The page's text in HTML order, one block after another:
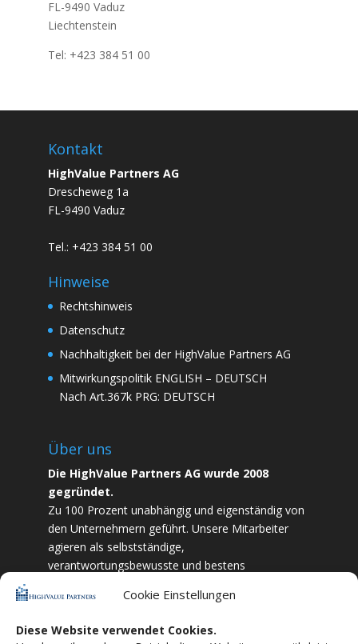
Cookie Einstellungen
Diese Website verwendet Cookies.
FL-9490 Vaduz
Liechtenstein
Tel: +423 384 51 00
Kontakt
HighValue Partners AG
Drescheweg 1a
FL-9490 Vaduz
Tel.: +423 384 51 00
Hinweise
Rechtshinweis
Datenschutz
Nachhaltigkeit bei der HighValue Partners AG
Mitwirkungspolitik ENGLISH – DEUTSCH
Nach Art.367k PRG: DEUTSCH
Über uns
Die HighValue Partners AG wurde 2008
gegründet.
Zu 100 Prozent unabhängig und eigenständig von
den Unternehmern geführt. Unsere Mitarbeiter
agieren als selbstständige,
verantwortungsbewusste und bestens
und Zielstrebigkeit sind wir bestrebt das